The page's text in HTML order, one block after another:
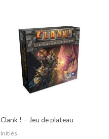
Clank ! – Jeu de plateau
Initiés